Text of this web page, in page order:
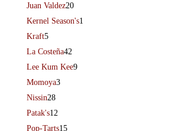
Juan Valdez20
Kernel Season's1
Kraft5
La Costeña42
Lee Kum Kee9
Momoya3
Nissin28
Patak's12
Pop-Tarts15